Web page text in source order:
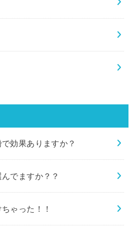
効果ありますか？
でますか？？
ゃった！！